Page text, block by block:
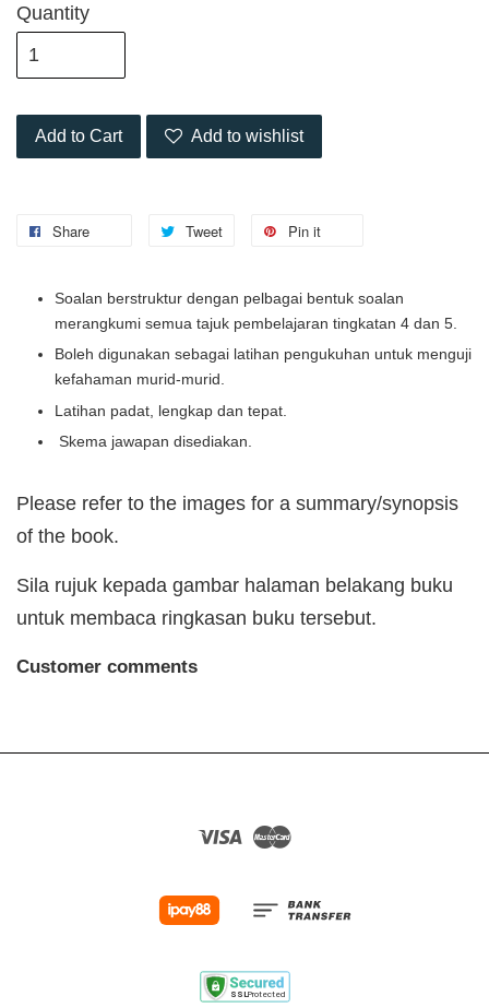
Quantity
Add to Cart Add to wishlist
Share Tweet Pin it
Soalan berstruktur dengan pelbagai bentuk soalan
merangkumi semua tajuk pembelajaran tingkatan 4 dan 5.
Boleh digunakan sebagai latihan pengukuhan untuk menguji
kefahaman murid-murid.
Latihan padat, lengkap dan tepat.
Skema jawapan disediakan.
Please refer to the images for a summary/synopsis
of the book.
Sila rujuk kepada gambar halaman belakang buku
untuk membaca ringkasan buku tersebut.
Customer comments
Visa